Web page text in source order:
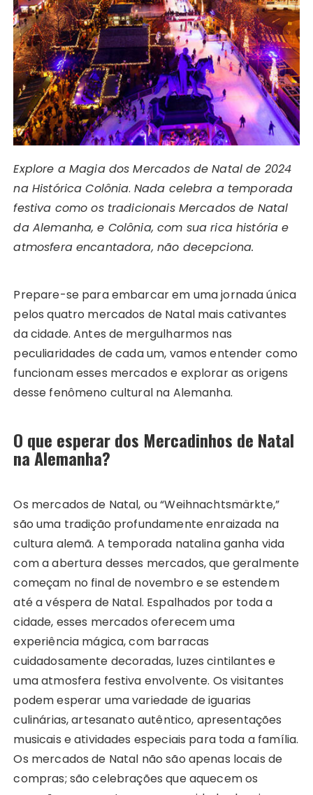
Explore a Magia dos Mercados de Natal de 2024
na Histórica Colônia. Nada celebra a temporada
festiva como os tradicionais Mercados de Natal
da Alemanha, e Colônia, com sua rica história e
atmosfera encantadora, não decepciona.
Prepare-se para embarcar em uma jornada única
pelos quatro mercados de Natal mais cativantes
da cidade. Antes de mergulharmos nas
peculiaridades de cada um, vamos entender como
funcionam esses mercados e explorar as origens
desse fenômeno cultural na Alemanha.
O que esperar dos Mercadinhos de Natal
na Alemanha?
Os mercados de Natal, ou “Weihnachtsmärkte,”
são uma tradição profundamente enraizada na
cultura alemã. A temporada natalina ganha vida
com a abertura desses mercados, que geralmente
começam no final de novembro e se estendem
até a véspera de Natal. Espalhados por toda a
cidade, esses mercados oferecem uma
experiência mágica, com barracas
cuidadosamente decoradas, luzes cintilantes e
uma atmosfera festiva envolvente. Os visitantes
podem esperar uma variedade de iguarias
culinárias, artesanato autêntico, apresentações
musicais e atividades especiais para toda a família.
Os mercados de Natal não são apenas locais de
compras; são celebrações que aquecem os